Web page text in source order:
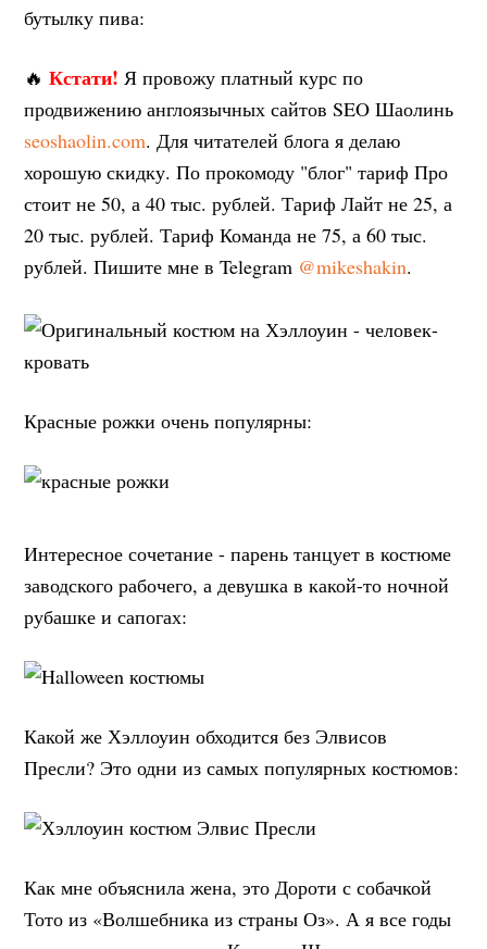
бутылку пива:
🔥Кстати! Я провожу платный курс по
продвижению англоязычных сайтов SEO Шаолинь
seoshaolin.com. Для читателей блога я делаю
хорошую скидку. По прокомоду "блог" тариф Про
стоит не 50, а 40 тыс. рублей. Тариф Лайт не 25, а
20 тыс. рублей. Тариф Команда не 75, а 60 тыс.
рублей. Пишите мне в Telegram @mikeshakin.
Красные рожки очень популярны:
Интересное сочетание - парень танцует в костюме
заводского рабочего, а девушка в какой-то ночной
рубашке и сапогах:
Какой же Хэллоуин обходится без Элвисов
Пресли? Это одни из самых популярных костюмов:
Как мне объяснила жена, это Дороти с собачкой
Тото из «Волшебника из страны Оз». А я все годы